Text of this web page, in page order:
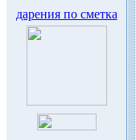
дарения по сметка